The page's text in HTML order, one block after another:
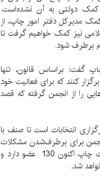
دولتی به آن نشده‌است.
مدیرکل دفتر امور چاپ، از
نیز کمک خواهیم گرفت تا
برطرف شود.
گفت: براساس قانون، تنها
کنند که برای فعالیت خود
را از انجمن گرفته که قصد
انتخابات است تا صنف با
برای برطرف‌شدن مشکلات
بانوان چاپچی اقداماتی را انجام دهند. انجمن بانوان صنعت چاپ اکنون 130 عضو دارد و
شد.